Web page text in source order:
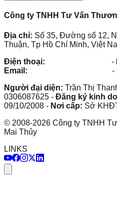
Công ty TNHH Tư Vấn
Địa chỉ: Số 35, Đường số 12,
Thuận, Tp Hồ Chí Minh, Việt
Điện thoại:
-
Email:
-
Người đại diện: Trần Thị
0306087625 - Đăng ký kinh
09/10/2008 - Nơi cấp: Sở
© 2008-2026 Công ty TNHH
Mai Thủy
LINKS